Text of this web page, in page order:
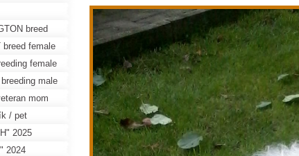
breed
breed female
female
male
mom
/ pet
2025
2024